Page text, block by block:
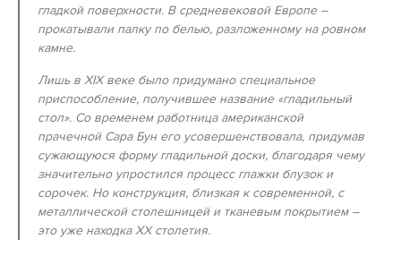
гладкой поверхности. В средневековой Европе –
прокатывали палку по белью, разложенному на ровном
камне.
Лишь в XIX веке было придумано специальное
приспособление, получившее название «гладильный
стол». Со временем работница американской
прачечной Сара Бун его усовершенствовала, придумав
сужающуюся форму гладильной доски, благодаря чему
значительно упростился процесс глажки блузок и
сорочек. Но конструкция, близкая к современной, с
металлической столешницей и тканевым покрытием –
это уже находка XX столетия.